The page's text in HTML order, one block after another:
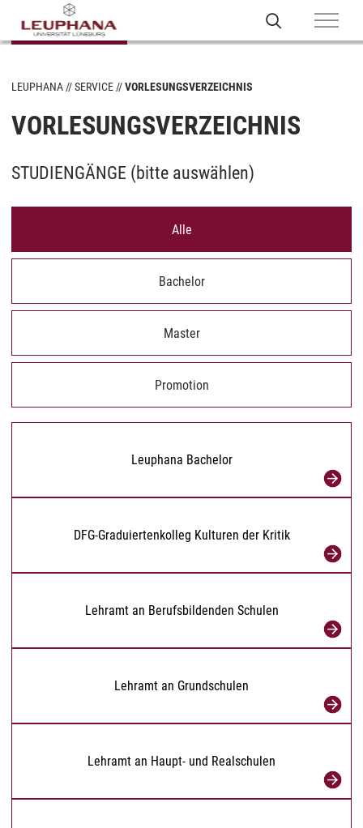
LEUPHANA SERVICE VORLESUNGSVERZEICHNIS
VORLESUNGSVERZEICHNIS
STUDIENGÄNGE (bitte auswählen)
Alle
Bachelor
Master
Promotion
Leuphana Bachelor
DFG-Graduiertenkolleg Kulturen der Kritik
Lehramt an Berufsbildenden Schulen
Lehramt an Grundschulen
Lehramt an Haupt- und Realschulen